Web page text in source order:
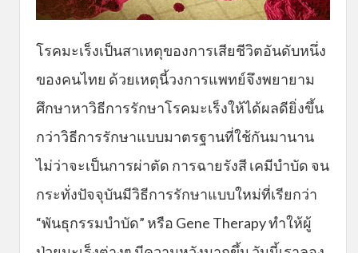
โรคมะเร็งเป็นสาเหตุของการเสียชีวิตอันดับหนึ่ง
ของคนไทย ด้วยเหตุนี้วงการแพทย์จึงพยายาม
ศึกษาหาวิธีการรักษาโรคมะเร็งให้ได้ผลดียิ่งขึ้น
กว่าวิธีการรักษาแบบมาตรฐานที่ใช้กันมานาน
ไม่ว่าจะเป็นการผ่าตัด การฉายรังสี เคมีบำบัด จน
กระทั่งปัจจุบันมีวิธีการรักษาแบบใหม่ที่เรียกว่า
“พันธุกรรมบำบัด” หรือ Gene Therapy ทำให้ผู้